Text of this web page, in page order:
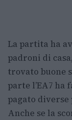
La partita ha
padroni di
trovato buone
parte l’EA7
pagato
Anche se la